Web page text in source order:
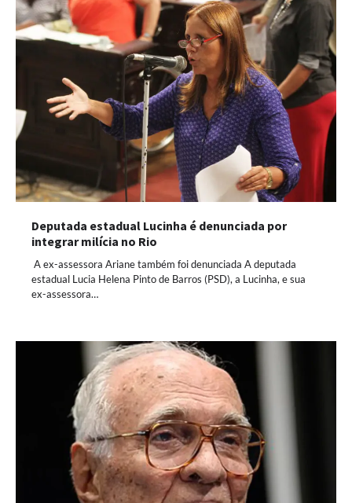
Deputada estadual Lucinha é denunciada por
integrar milícia no Rio
A ex-assessora Ariane também foi denunciada A deputada
estadual Lucia Helena Pinto de Barros (PSD), a Lucinha, e sua
ex-assessora…